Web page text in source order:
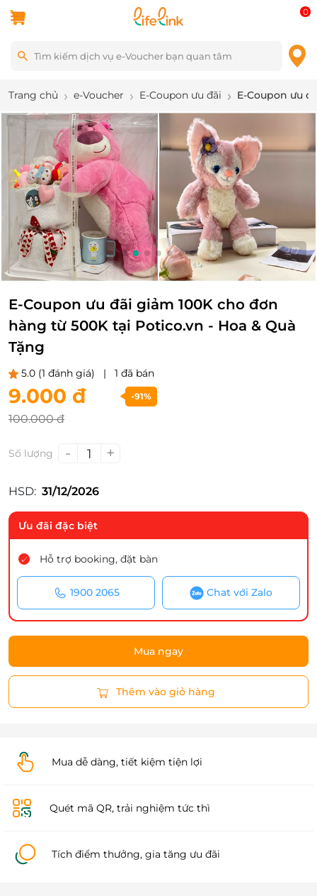
0
Trang chủ e-Voucher E-Coupon ưu đãi E-Coupon ưu
3/7
E-Coupon ưu đãi giảm 100K cho đơn
hàng từ 500K tại Potico.vn - Hoa & Quà
Tặng
5.0 (1 đánh giá) | 1 đã bán
9.000 đ -91%
100.000 đ
Số lượng - 1 +
HSD: 31/12/2026
Ưu đãi đặc biệt
Hỗ trợ booking, đặt bàn
1900 2065 Chat với Zalo
Mua ngay
Thêm vào giỏ hàng
Mua dễ dàng, tiết kiệm tiện lợi
Quét mã QR, trải nghiệm tức thì
Tích điểm thưởng, gia tăng ưu đãi